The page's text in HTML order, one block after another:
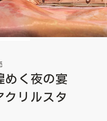
く夜の宴
リルスタ